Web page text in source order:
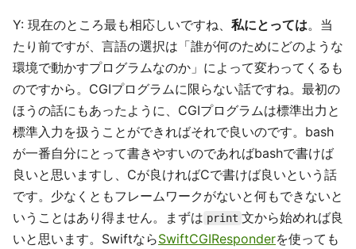
Y: 現在のところ最も相応しいですね、 私にとっては。当
たり前ですが、言語の選択は「誰が何のためにどのような
環境で動かすプログラムなのか」によって変わってくるも
のですから。CGIプログラムに限らない話ですね。最初の
ほうの話にもあったように、CGIプログラムは標準出力と
標準入力を扱うことができればそれで良いのです。bash
が一番自分にとって書きやすいのであればbashで書けば
良いと思いますし、Cが良ければCで書けば良いという話
です。少なくともフレームワークがないと何もできないと
いうことはあり得ません。まずは print 文から始めれば良
いと思います。SwiftならSwiftCGIResponderを使っても